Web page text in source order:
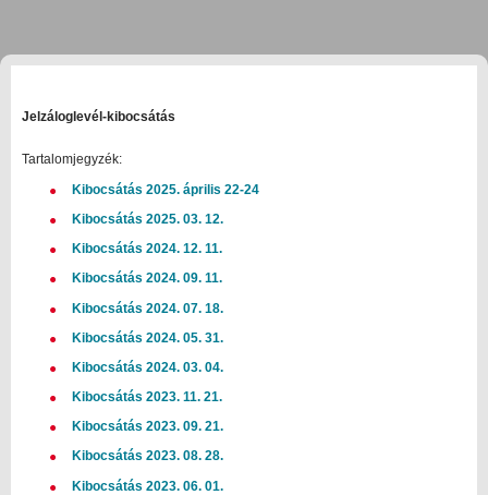
Jelzáloglevél-kibocsátás
Tartalomjegyzék:
Kibocsátás 2025. április 22-24
Kibocsátás 2025. 03. 12.
Kibocsátás 2024. 12. 11.
Kibocsátás 2024. 09. 11.
Kibocsátás 2024. 07. 18.
Kibocsátás 2024. 05. 31.
Kibocsátás 2024. 03. 04.
Kibocsátás 2023. 11. 21.
Kibocsátás 2023. 09. 21.
Kibocsátás 2023. 08. 28.
Kibocsátás 2023. 06. 01.